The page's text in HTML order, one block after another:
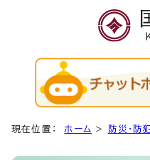
現在位置： ホーム > 防災・防